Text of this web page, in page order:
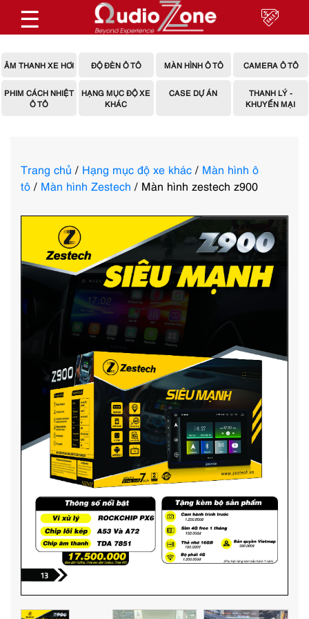
☰
ÂM THANH XE HƠI ĐỘ ĐÈN Ô TÔ MÀN HÌNH Ô TÔ CAMERA Ô TÔ
PHIM CÁCH NHIỆT
Ô TÔ
HẠNG MỤC ĐỘ XE
KHÁC
CASE DỰ ÁN
THANH LÝ -
KHUYẾN MẠI
Trang chủ / Hạng mục độ xe khác / Màn hình ô
tô / Màn hình Zestech / Màn hình zestech z900